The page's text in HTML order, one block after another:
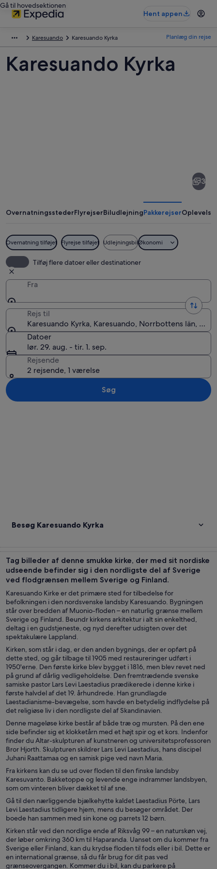
Gå til hovedsektionen
Hent appen
Karesuando Karesuando Kyrka Planlæg din rejse
Karesuando Kyrka
3
OvernatningsstederFlyrejserBiludlejningPakkerejser
Overnatning tilføjet Flyrejse tilføjet UdlejningsbilØkonomi
Tilføj flere datoer eller destinationer
Fra
Rejs til
Karesuando Kyrka, Karesuando, Norrbottens län,
Datoer
lør. 29. aug. - tir. 1. sep.
Rejsende
2 rejsende, 1 værelse
Søg
Besøg Karesuando Kyrka
Tag billeder af denne smukke kirke, der med sit nordiske
udseende befinder sig i den nordligste del af Sverige
ved flodgrænsen mellem Sverige og Finland.
Karesuando Kirke er det primære sted for tilbedelse for
befolkningen i den nordsvenske landsby Karesuando. Bygningen
står over bredden af Muonio-floden – en naturlig grænse mellem
Sverige og Finland. Beundr kirkens arkitektur i alt sin enkelthed,
deltag i en gudstjeneste, og nyd derefter udsigten over det
spektakulære Lappland.
Kirken, som står i dag, er den anden bygnings, der er opført på
dette sted, og går tilbage til 1905 med restaureringer udført i
1950'erne. Den første kirke blev bygget i 1816, men blev revet ned
på grund af dårlig vedligeholdelse. Den fremtrædende svenske
samiske pastor Lars Levi Laestadius prædikerede i denne kirke i
første halvdel af det 19. århundrede. Han grundlagde
Laestadianisme-bevægelse, som havde en betydelig indflydelse på
det religiøse liv i den nordligste del af Skandinavien.
Denne mageløse kirke består af både træ og mursten. På den ene
side befinder sig et klokketårn med et højt spir og et kors. Indenfor
finder du Altar-skulpturen af kunstneren og universitetsprofessoren
Bror Hjorth. Skulpturen skildrer Lars Levi Laestadius, hans discipel
Juhani Raattamaa og en samisk pige ved navn Maria.
Fra kirkens kan du se ud over floden til den finske landsby
Karesuvanto. Bakketoppe og levende enge indrammer landsbyen,
som om vinteren bliver dækket til af sne.
Gå til den nærliggende bjælkehytte kaldet Laestadius Pörte, Lars
Levi Laestadius tidligere hjem, mens du besøger området. Der
boede han sammen med sin kone og parrets 12 børn.
Kirken står ved den nordlige ende af Riksvåg 99 – en naturskøn vej,
der løber omkring 360 km til Haparanda. Uanset om du kommer fra
Sverige eller Finland, kan du krydse floden til fods eller i bil. Dette er
en international grænse, så du får brug for dit pas ved
grænseovergangen. Kommer du i bil, kan du parkere på